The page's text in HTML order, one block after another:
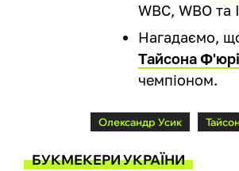
WBC, WBO та
Нагадаємо,
Тайсона Ф'юрі
чемпіоном.
Олександр Усик
БУКМЕКЕРИ УКРАЇНИ